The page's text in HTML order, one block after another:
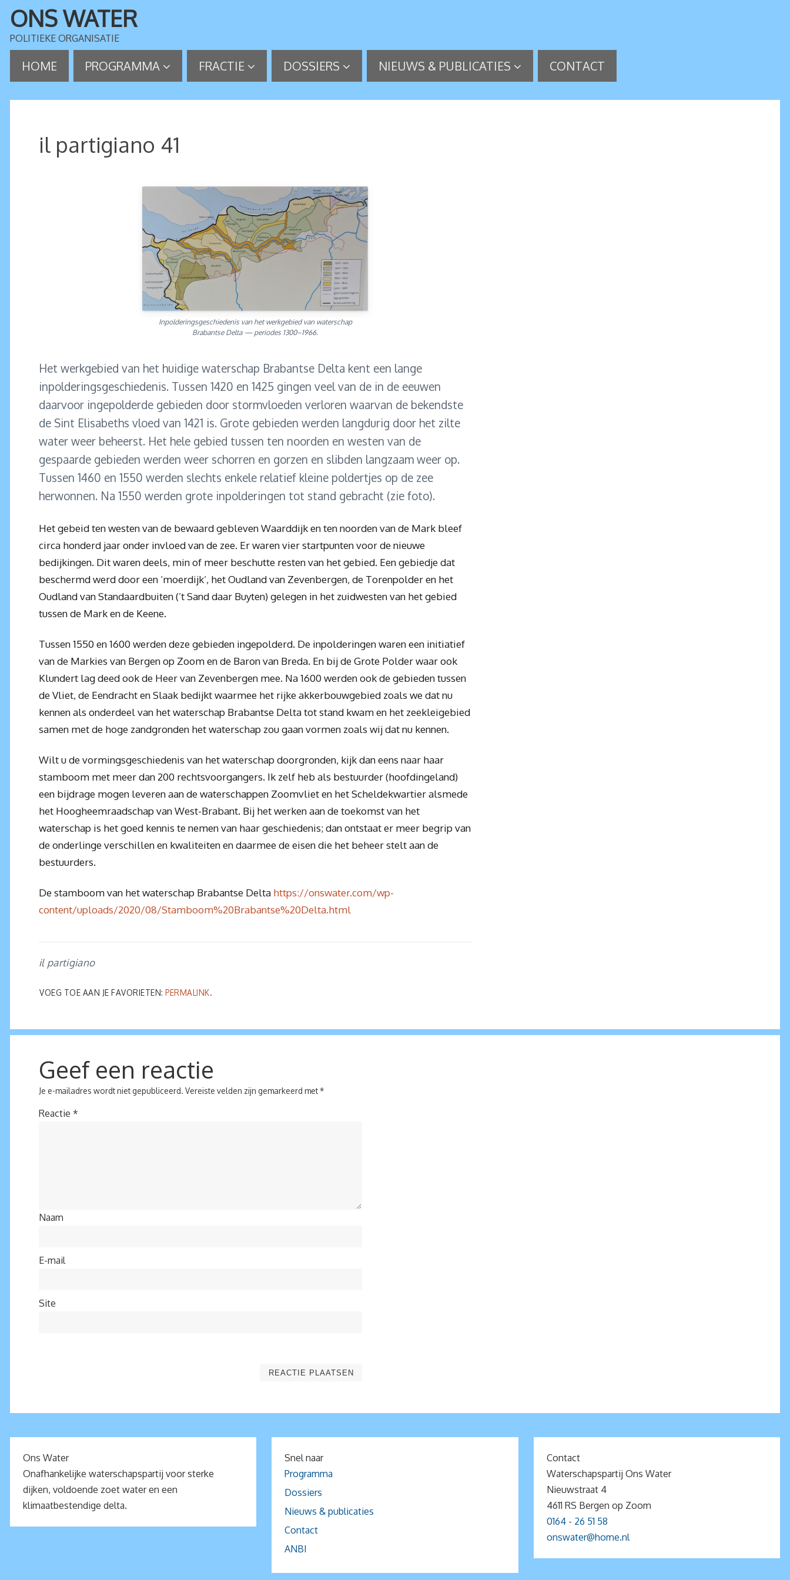
ONS WATER
POLITIEKE ORGANISATIE
HOME PROGRAMMA FRACTIE DOSSIERS NIEUWS & PUBLICATIES CONTACT
il partigiano 41
Inpolderingsgeschiedenis van het werkgebied van waterschap
Brabantse Delta — periodes 1300–1966.
Het werkgebied van het huidige waterschap Brabantse Delta kent een lange
inpolderingsgeschiedenis. Tussen 1420 en 1425 gingen veel van de in de eeuwen
daarvoor ingepolderde gebieden door stormvloeden verloren waarvan de bekendste
de Sint Elisabeths vloed van 1421 is. Grote gebieden werden langdurig door het zilte
water weer beheerst. Het hele gebied tussen ten noorden en westen van de
gespaarde gebieden werden weer schorren en gorzen en slibden langzaam weer op.
Tussen 1460 en 1550 werden slechts enkele relatief kleine poldertjes op de zee
herwonnen. Na 1550 werden grote inpolderingen tot stand gebracht (zie foto).
Het gebeid ten westen van de bewaard gebleven Waarddijk en ten noorden van de Mark bleef
circa honderd jaar onder invloed van de zee. Er waren vier startpunten voor de nieuwe
bedijkingen. Dit waren deels, min of meer beschutte resten van het gebied. Een gebiedje dat
beschermd werd door een ‘moerdijk’, het Oudland van Zevenbergen, de Torenpolder en het
Oudland van Standaardbuiten (’t Sand daar Buyten) gelegen in het zuidwesten van het gebied
tussen de Mark en de Keene.
Tussen 1550 en 1600 werden deze gebieden ingepolderd. De inpolderingen waren een initiatief
van de Markies van Bergen op Zoom en de Baron van Breda. En bij de Grote Polder waar ook
Klundert lag deed ook de Heer van Zevenbergen mee. Na 1600 werden ook de gebieden tussen
de Vliet, de Eendracht en Slaak bedijkt waarmee het rijke akkerbouwgebied zoals we dat nu
kennen als onderdeel van het waterschap Brabantse Delta tot stand kwam en het zeekleigebied
samen met de hoge zandgronden het waterschap zou gaan vormen zoals wij dat nu kennen.
Wilt u de vormingsgeschiedenis van het waterschap doorgronden, kijk dan eens naar haar
stamboom met meer dan 200 rechtsvoorgangers. Ik zelf heb als bestuurder (hoofdingeland)
een bijdrage mogen leveren aan de waterschappen Zoomvliet en het Scheldekwartier alsmede
het Hoogheemraadschap van West-Brabant. Bij het werken aan de toekomst van het
waterschap is het goed kennis te nemen van haar geschiedenis; dan ontstaat er meer begrip van
de onderlinge verschillen en kwaliteiten en daarmee de eisen die het beheer stelt aan de
bestuurders.
De stamboom van het waterschap Brabantse Delta https://onswater.com/wp-
content/uploads/2020/08/Stamboom%20Brabantse%20Delta.html
il partigiano
VOEG TOE AAN JE FAVORIETEN: PERMALINK.
Geef een reactie
Je e-mailadres wordt niet gepubliceerd. Vereiste velden zijn gemarkeerd met*
Reactie *
Naam
E-mail
Site
Ons Water
Onafhankelijke waterschapspartij voor sterke
dijken, voldoende zoet water en een
klimaatbestendige delta.
Snel naar
Programma
Dossiers
Nieuws & publicaties
Contact
ANBI
Contact
Waterschapspartij Ons Water
Nieuwstraat 4
4611 RS Bergen op Zoom
0164 - 26 51 58
onswater@home.nl